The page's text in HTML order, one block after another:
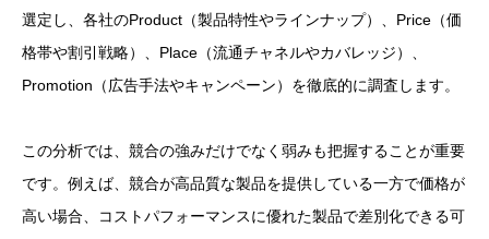
選定し、各社のProduct（製品特性やラインナップ）、Price（価
格帯や割引戦略）、Place（流通チャネルやカバレッジ）、
Promotion（広告手法やキャンペーン）を徹底的に調査します。
この分析では、競合の強みだけでなく弱みも把握することが重要
です。例えば、競合が高品質な製品を提供している一方で価格が
高い場合、コストパフォーマンスに優れた製品で差別化できる可